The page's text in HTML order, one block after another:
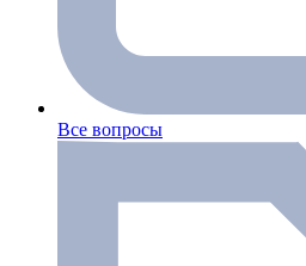
Все вопросы